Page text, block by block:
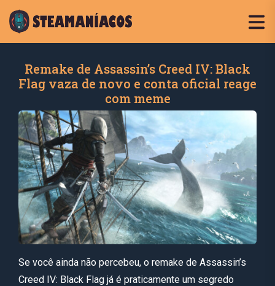
Remake de Assassin’s Creed IV: Black
Flag vaza de novo e conta oficial reage
com meme
Se você ainda não percebeu, o remake de Assassin’s
Creed IV: Black Flag já é praticamente um segredo